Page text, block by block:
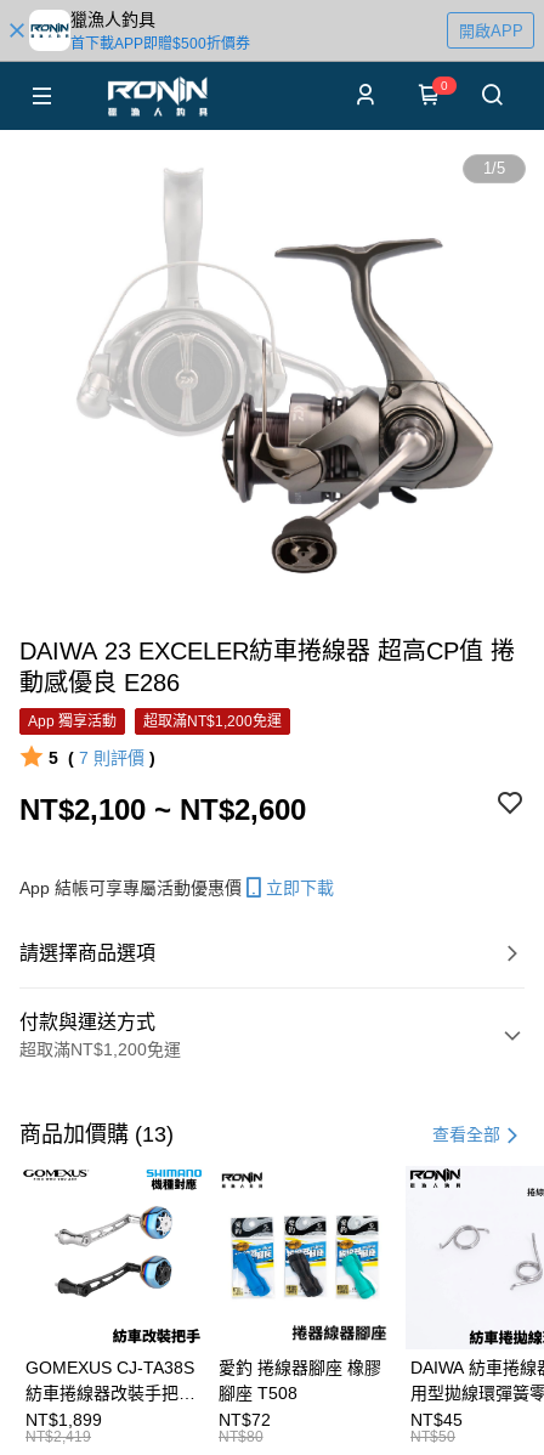
獵漁人釣具
首下載APP即贈$500折價券
開啟APP
0
1/5
DAIWA 23 EXCELER紡車捲線器 超高CP值 捲
動感優良 E286
App 獨享活動 超取滿NT$1,200免運
5 ( 7 則評價 )
NT$2,100 ~ NT$2,600
App 結帳可享專屬活動優惠價 立即下載
請選擇商品選項
付款與運送方式
超取滿NT$1,200免運
信用卡一次付款
信用卡分期付款
3 期 0 利率 每期 NT$700
合作金庫商業銀行
第一商業銀行
華南商業銀行
彰化商業銀行
台北富邦商業銀行
國泰世華商業銀行
兆豐國際商業銀行
台中商業銀行
匯豐（台灣）商業銀行
華泰商業銀行
聯邦商業銀行
元大商業銀行
悠遊付
大哥付你分期
商品加價購 (13) 查看全部
GOMEXUS CJ-TA38S
紡車捲線器改裝手把
SHIMANO改裝品 紡車
改裝手把 I052
NT$1,899
NT$2,419
愛釣 捲線器腳座 橡膠
腳座 T508
NT$72
NT$80
DAIWA 紡車捲線
用型拋線環彈簧
線規 耳朵彈簧 紡
零件 T927
NT$45
NT$50